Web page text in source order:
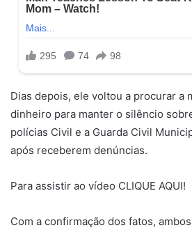
Dias depois, ele voltou a procurar a
dinheiro para manter o silêncio
polícias Civil e a Guarda Civil
após receberem denúncias.
Para assistir ao vídeo CLIQUE AQUI!
Com a confirmação dos fatos,